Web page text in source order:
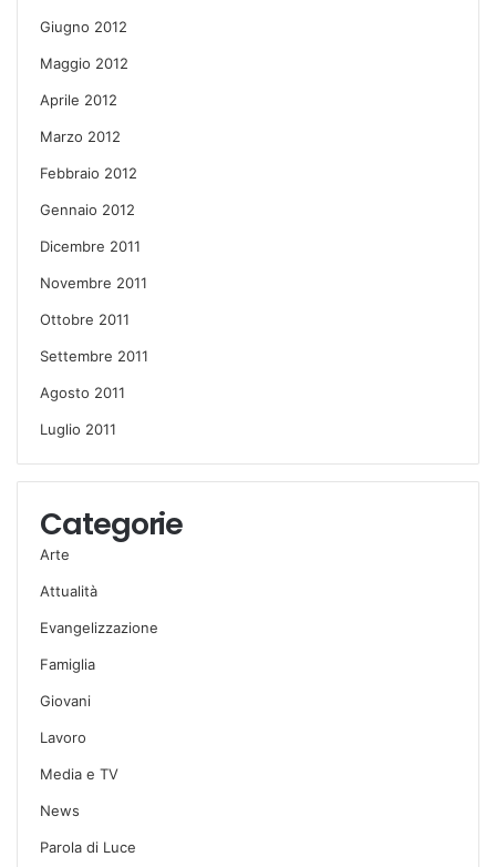
Giugno 2012
Maggio 2012
Aprile 2012
Marzo 2012
Febbraio 2012
Gennaio 2012
Dicembre 2011
Novembre 2011
Ottobre 2011
Settembre 2011
Agosto 2011
Luglio 2011
Categorie
Arte
Attualità
Evangelizzazione
Famiglia
Giovani
Lavoro
Media e TV
News
Parola di Luce